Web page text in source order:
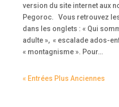
version du site internet aux
Pegoroc. Vous retrouvez
dans les onglets : « Qui
adulte », « escalade ados-
« montagnisme ». Pour…
« Entrées Plus Anciennes